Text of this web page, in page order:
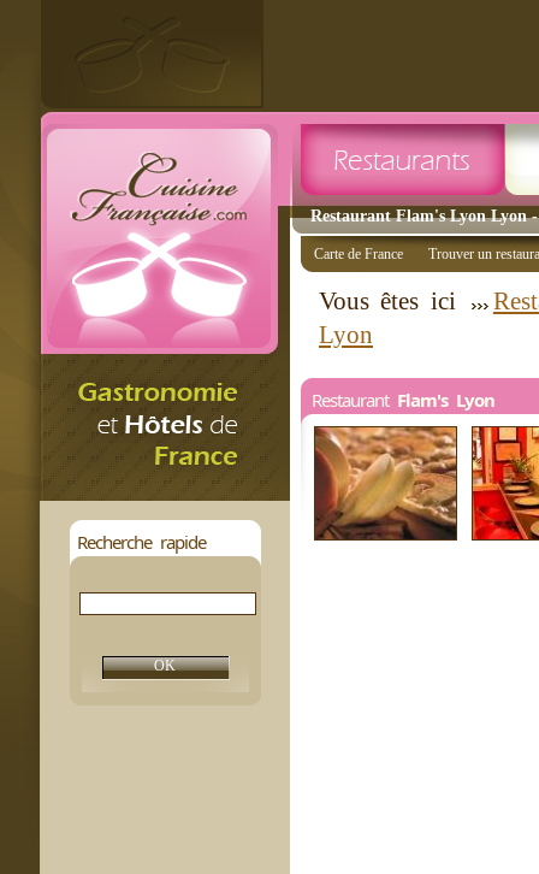
Restaurant Flam's Lyon Lyon
Recherche rapide
Carte de France Trouver un
Vous êtes ici
Lyon
Restaurant Flam's Lyon